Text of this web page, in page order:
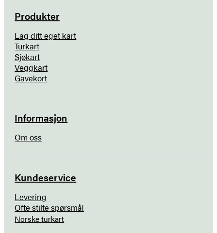
Produkter
Lag ditt eget kart
Turkart
Sjøkart
Veggkart
Gavekort
Informasjon
Om oss
Kundeservice
Levering
Ofte stilte spørsmål
Norske turkart